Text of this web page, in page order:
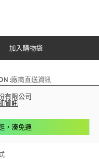
加入購物袋
:廠商直送資訊
有限公司
資訊
，湊免運